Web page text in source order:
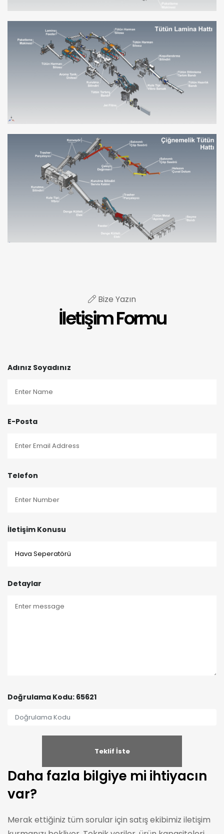
Bize Yazın
İletişim Formu
Adınız Soyadınız
E-Posta
Telefon
İletişim Konusu
Detaylar
Doğrulama Kodu: 65621
Daha fazla bilgiye mi ihtiyacın
var?
Merak ettiğiniz tüm sorular için satış ekibimiz iletişim